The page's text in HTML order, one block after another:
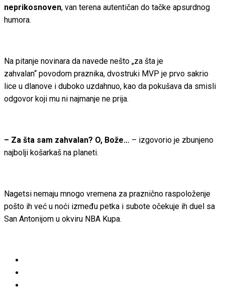
neprikosnoven, van terena autentičan do tačke apsurdnog
humora.
Na pitanje novinara da navede nešto „za šta je
zahvalan“ povodom praznika, dvostruki MVP je prvo sakrio
lice u dlanove i duboko uzdahnuo, kao da pokušava da smisli
odgovor koji mu ni najmanje ne prija.
– Za šta sam zahvalan? O, Bože… – izgovorio je zbunjeno
najbolji košarkaš na planeti.
Nagetsi nemaju mnogo vremena za praznično raspoloženje
pošto ih već u noći između petka i subote očekuje ih duel sa
San Antonijom u okviru NBA Kupa.